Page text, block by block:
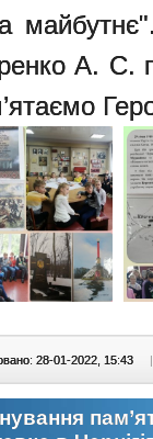
А. С.
28-01-2022, 15:43 |